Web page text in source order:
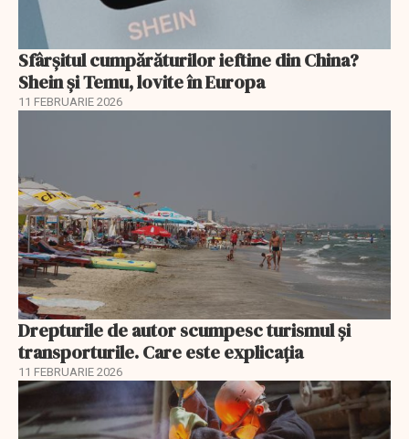
Sfârșitul cumpărăturilor ieftine din China?
Shein și Temu, lovite în Europa
11 FEBRUARIE 2026
Drepturile de autor scumpesc turismul și
transporturile. Care este explicația
11 FEBRUARIE 2026